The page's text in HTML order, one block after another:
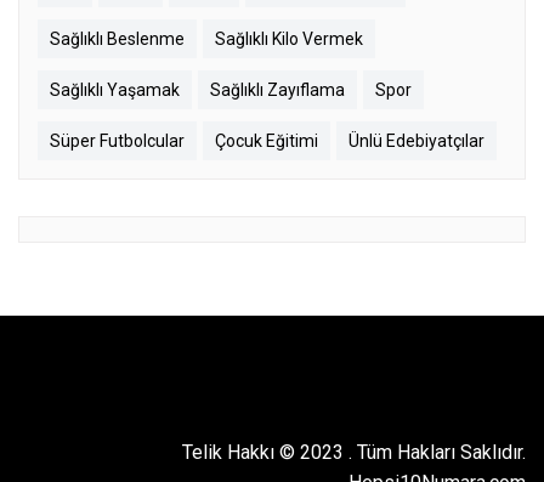
Sağlıklı Beslenme Sağlıklı Kilo Vermek
Sağlıklı Yaşamak Sağlıklı Zayıflama Spor
Süper Futbolcular Çocuk Eğitimi Ünlü Edebiyatçılar
Telik Hakkı © 2023 . Tüm Hakları Saklıdır.